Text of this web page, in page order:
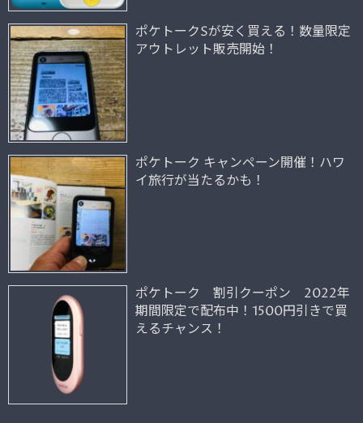
ポケトークSが安く買える！数量限定
アウトレット販売開始！
ポケトーク キャンペーン開催！ハワ
イ旅行が当たるかも！
ポケトーク 割引クーポン 2022年
期間限定で配布中！1500円引きで買
えるチャンス！